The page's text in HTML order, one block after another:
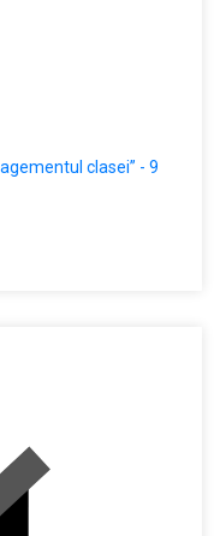
clasei” - 9